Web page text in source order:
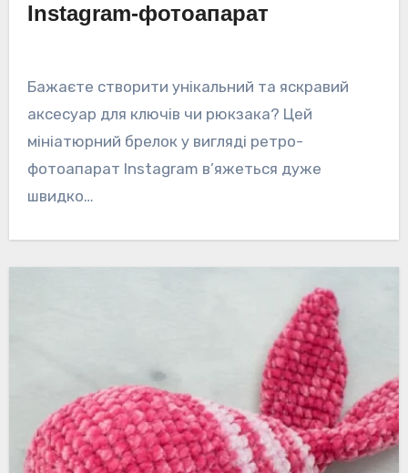
Instagram-фотоапарат
Бажаєте створити унікальний та яскравий
аксесуар для ключів чи рюкзака? Цей
мініатюрний брелок у вигляді ретро-
фотоапарат Instagram в’яжеться дуже
швидко…